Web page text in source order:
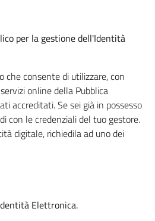
per la gestione dell'Identità
che consente di utilizzare, con
online della Pubblica
accreditati. Se sei già in possesso
con le credenziali del tuo gestore.
digitale, richiedila ad uno dei
Elettronica.